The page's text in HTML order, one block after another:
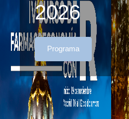
2026
Programa